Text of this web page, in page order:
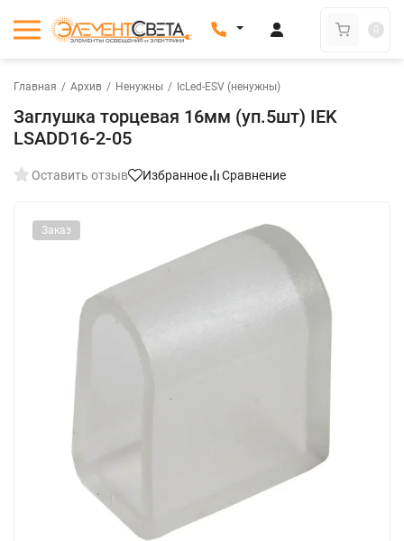
0
Главная / Архив / Ненужны / IcLed-ESV (ненужны)
Заглушка торцевая 16мм (уп.5шт) IEK
LSADD16-2-05
Оставить отзыв Избранное Сравнение
Заказ